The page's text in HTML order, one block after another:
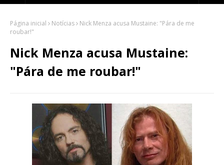
Página inicial Notícias
Nick Menza acusa Mustaine: "Pára de me
roubar!"
Nick Menza acusa Mustaine:
"Pára de me roubar!"